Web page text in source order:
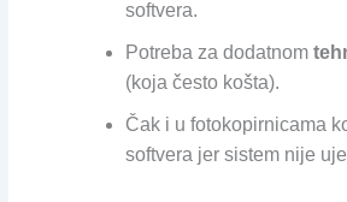
softvera.
Potreba za dodatnom
(koja često košta).
Čak i u fotokopirnicama
softvera jer sistem nije